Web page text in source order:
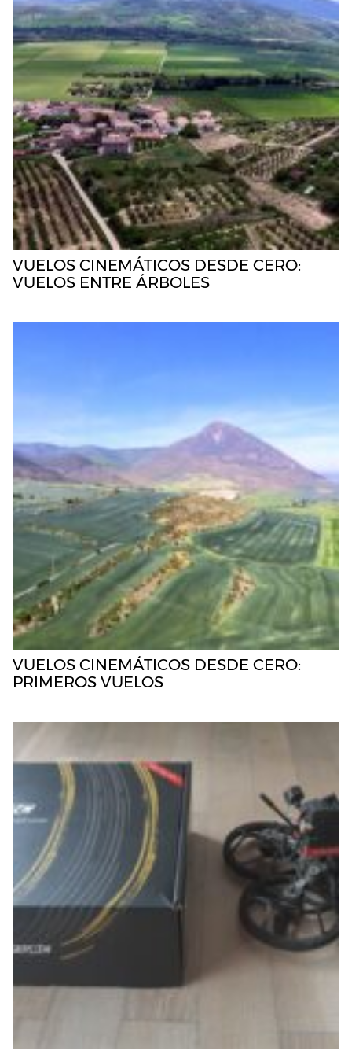
VUELOS CINEMÁTICOS DESDE CERO:
VUELOS ENTRE ÁRBOLES
VUELOS CINEMÁTICOS DESDE CERO:
PRIMEROS VUELOS